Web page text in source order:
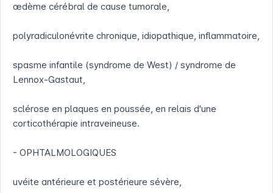
œdème cérébral de cause tumorale,
polyradiculonévrite chronique, idiopathique, inflammatoire,
spasme infantile (syndrome de West) / syndrome de
Lennox-Gastaut,
sclérose en plaques en poussée, en relais d'une
corticothérapie intraveineuse.
- OPHTALMOLOGIQUES
uvéite antérieure et postérieure sévère,